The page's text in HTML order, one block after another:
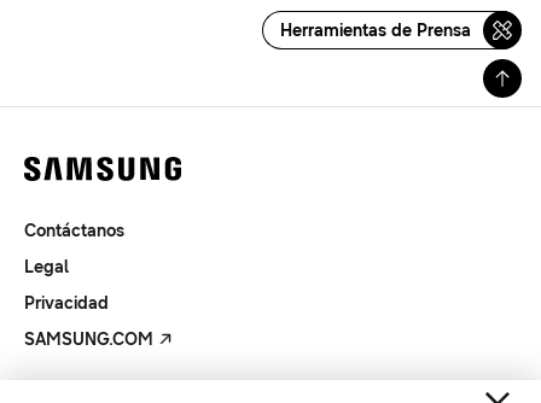
Herramientas de Prensa
Contáctanos
Legal
Privacidad
SAMSUNG.COM